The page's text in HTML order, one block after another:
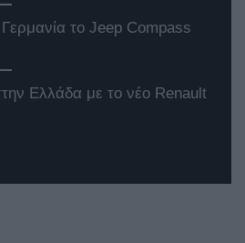
το Jeep Compass
Ελλάδα με το νέο Renault